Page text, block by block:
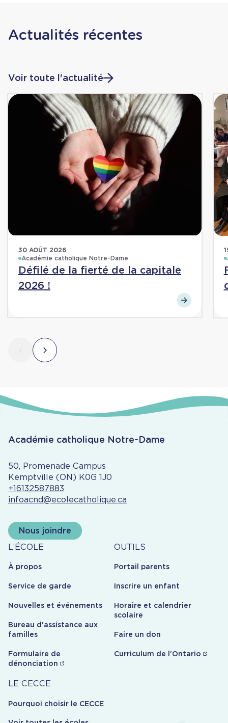
Actualités récentes
Voir toute l'actualité
30 AOÛT 2026
Académie catholique Notre-Dame
Défilé de la fierté de la capitale
2026 !
Académie catholique Notre-Dame
50, Promenade Campus
Kemptville (ON) K0G 1J0
+16132587883
infoacnd@ecolecatholique.ca
Nous joindre
À
propos
L’ÉCOLE
À propos
Service de garde
Nouvelles et événements
Bureau d'assistance aux
familles
Formulaire de
dénonciation
Outils
OUTILS
Portail parents
Inscrire un enfant
Horaire et calendrier
scolaire
Faire un don
Curriculum de l'Ontario
Carrière
LE CECCE
Pourquoi choisir le CECCE